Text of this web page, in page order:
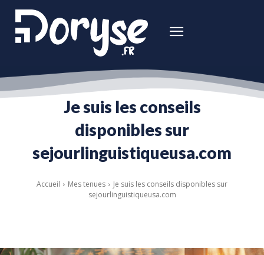
Je suis les conseils
disponibles sur
sejourlinguistiqueusa.com
Accueil Mes tenues
Je suis les conseils disponibles sur
sejourlinguistiqueusa.com